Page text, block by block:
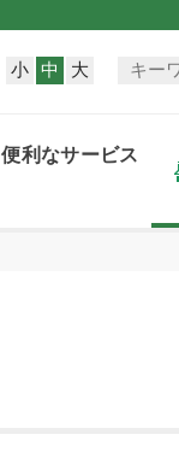
小 中 大
便利なサービス